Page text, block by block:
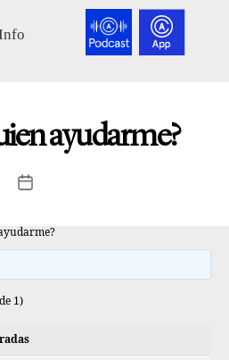
ayudarme?
1)